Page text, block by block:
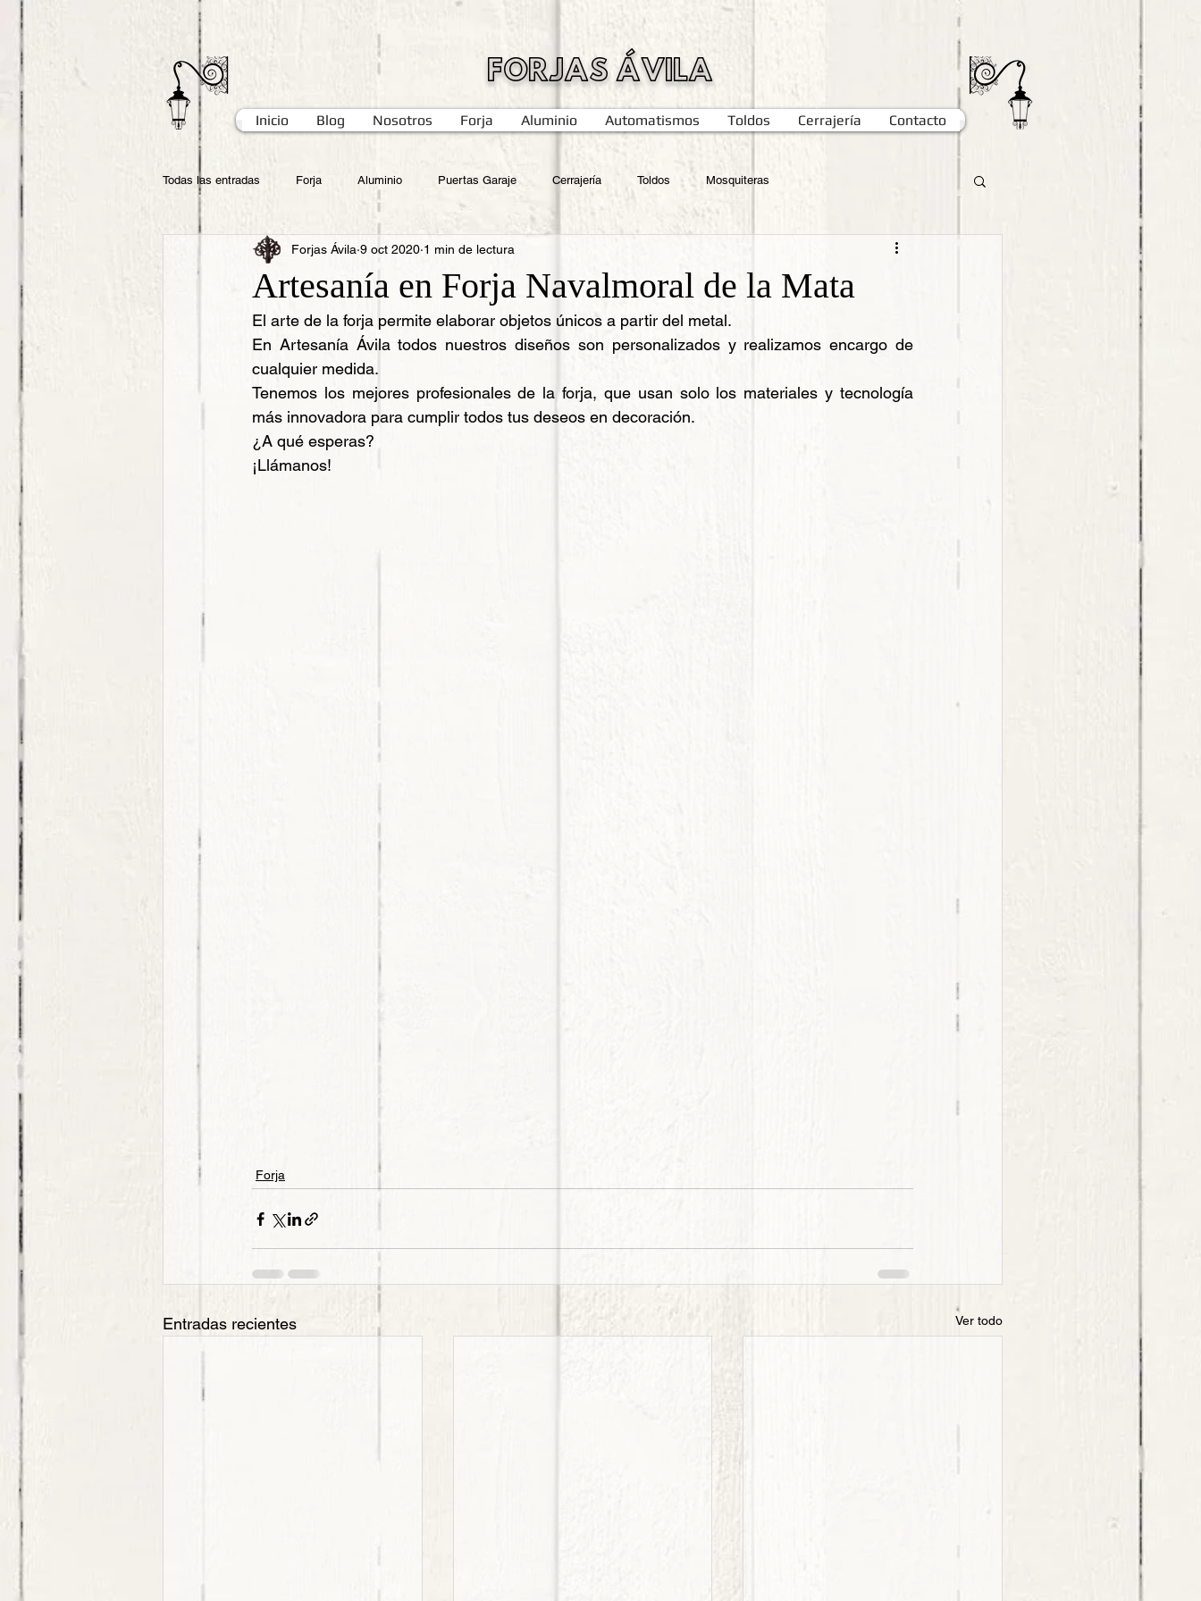
FORJAS ÁVILA
Inicio Blog Nosotros Forja Aluminio Automatismos Toldos Cerrajería Contacto
Todas las entradas Forja Aluminio Puertas Garaje Cerrajería Toldos Mosquiteras
Artesanía en Forja Navalmoral de la Mata
Forjas Ávila 9 oct 2020 1 min de lectura
El arte de la forja permite elaborar objetos únicos a partir del metal.
En Artesanía Ávila todos nuestros diseños son personalizados y realizamos encargo de
cualquier medida.
Tenemos los mejores profesionales de la forja, que usan solo los materiales y tecnología
más innovadora para cumplir todos tus deseos en decoración.
¿A qué esperas?
¡Llámanos!
Forja
Entradas recientes Ver todo